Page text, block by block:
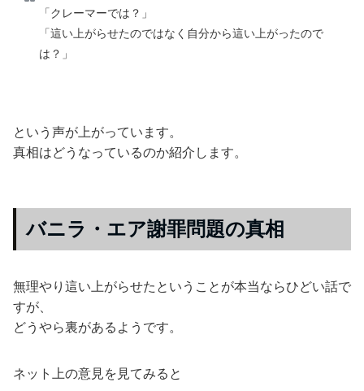
「クレーマーでは？」
「這い上がらせたのではなく自分から這い上がったので
は？」
という声が上がっています。
真相はどうなっているのか紹介します。
バニラ・エア謝罪問題の真相
無理やり這い上がらせたということが本当ならひどい話で
すが、
どうやら裏があるようです。
ネット上の意見を見てみると